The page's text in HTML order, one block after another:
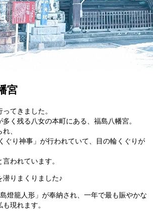
宮
てきました。
く残る八女の本町にある、福島八幡宮。
、
ぐり神事」が行われていて、目の輪くぐりが
われています。
りまくりました♪
燈籠人形」が奉納され、一年で最も賑やかな
現れます。